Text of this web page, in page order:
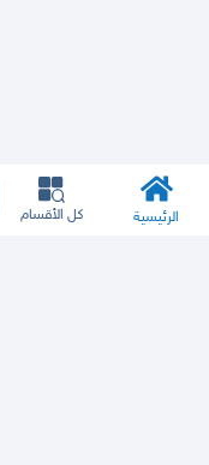
الرئيسية كل الأقسام